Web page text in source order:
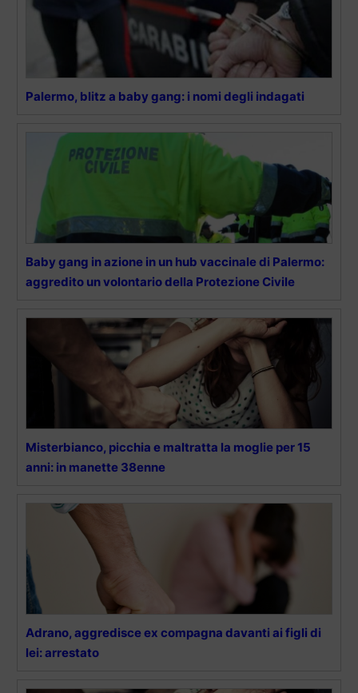
Palermo, blitz a baby gang: i nomi degli indagati
Baby gang in azione in un hub vaccinale di Palermo:
aggredito un volontario della Protezione Civile
Misterbianco, picchia e maltratta la moglie per 15
anni: in manette 38enne
Adrano, aggredisce ex compagna davanti ai figli di
lei: arrestato